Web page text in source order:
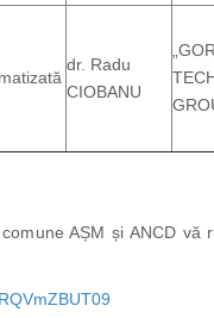
dr. Radu
CIOBANU
AȘM și ANCD